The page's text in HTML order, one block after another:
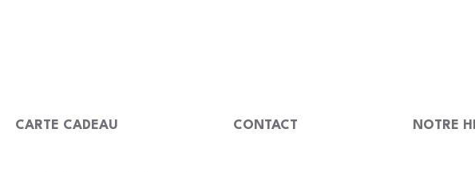
CARTE CADEAU CONTACT NOTRE